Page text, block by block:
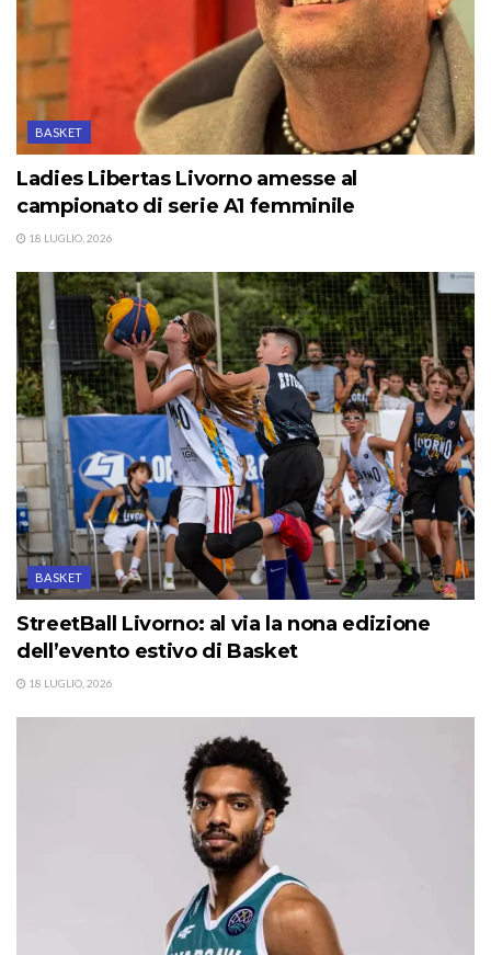
BASKET
Ladies Libertas Livorno amesse al
campionato di serie A1 femminile
18 LUGLIO, 2026
BASKET
StreetBall Livorno: al via la nona edizione
dell’evento estivo di Basket
18 LUGLIO, 2026